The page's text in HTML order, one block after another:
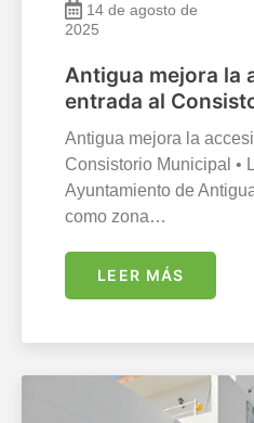
14 de agosto de
2025
Antigua mejora la
entrada al
Antigua mejora la
Consistorio Municipal •
Ayuntamiento de
como zona…
LEER MÁS